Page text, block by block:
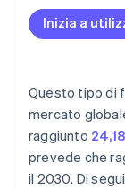
Assistenza
Lancio
Monitoraggio
Consulta i
e testa le
Inizia a
Questo tipo di
mercato
raggiunto
prevede che
il 2030. Di